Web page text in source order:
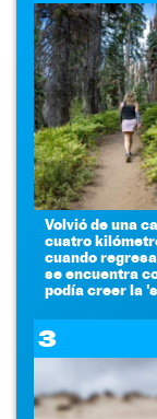
Volvió de una
cuatro
cuando
se encuentra
podía creer la
3